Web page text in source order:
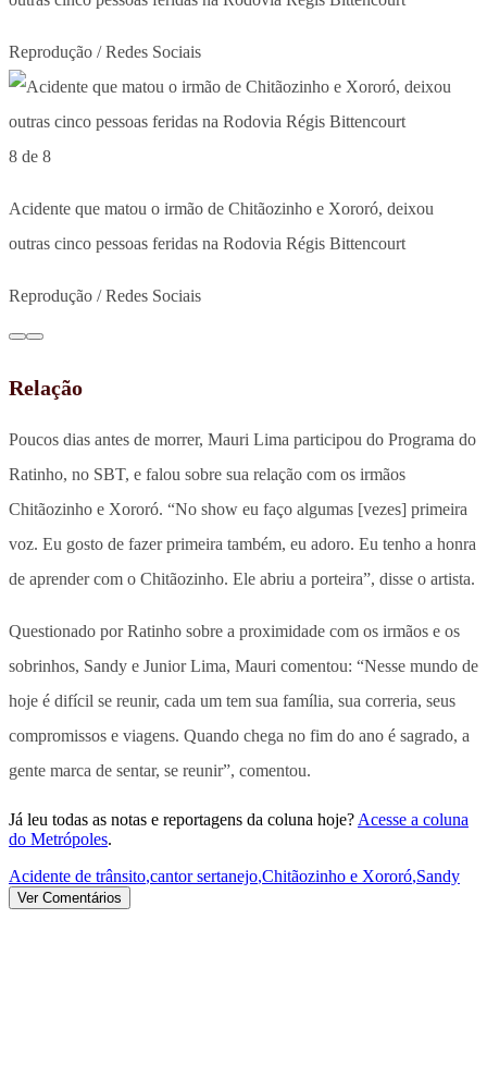
Reprodução / Redes Sociais
8 de 8
Acidente que matou o irmão de Chitãozinho e Xororó, deixou
outras cinco pessoas feridas na Rodovia Régis Bittencourt
Reprodução / Redes Sociais
Relação
Poucos dias antes de morrer, Mauri Lima participou do Programa do
Ratinho, no SBT, e falou sobre sua relação com os irmãos
Chitãozinho e Xororó. “No show eu faço algumas [vezes] primeira
voz. Eu gosto de fazer primeira também, eu adoro. Eu tenho a honra
de aprender com o Chitãozinho. Ele abriu a porteira”, disse o artista.
Questionado por Ratinho sobre a proximidade com os irmãos e os
sobrinhos, Sandy e Junior Lima, Mauri comentou: “Nesse mundo de
hoje é difícil se reunir, cada um tem sua família, sua correria, seus
compromissos e viagens. Quando chega no fim do ano é sagrado, a
gente marca de sentar, se reunir”, comentou.
Já leu todas as notas e reportagens da coluna hoje? Acesse a coluna
do Metrópoles.
Acidente de trânsito,cantor sertanejo,Chitãozinho e Xororó,Sandy
Ver Comentários